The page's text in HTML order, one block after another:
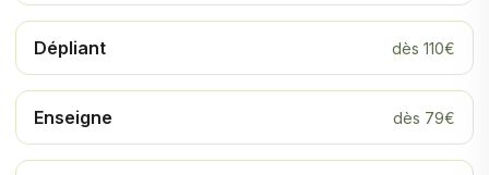
Dépliant dès 110€
Enseigne dès 79€